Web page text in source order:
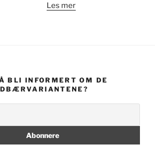
Les mer
BLI INFORMERT OM DE